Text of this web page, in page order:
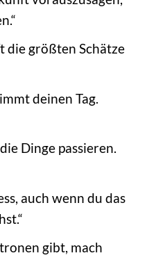
die größten Schätze
deinen Tag.
Dinge passieren.
auch wenn du das
gibt, mach